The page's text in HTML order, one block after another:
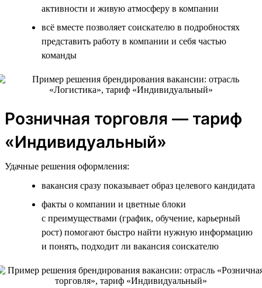
активности и живую атмосферу в компании
всё вместе позволяет соискателю в подробностях
представить работу в компании и себя частью
команды
Розничная торговля — тариф
«Индивидуальный»
Удачные решения оформления:
вакансия сразу показывает образ целевого кандидата
факты о компании и цветные блоки
с преимуществами (график, обучение, карьерный
рост) помогают быстро найти нужную информацию
и понять, подходит ли вакансия соискателю